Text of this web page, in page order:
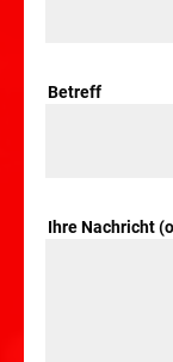
Betreff
Ihre Nachricht